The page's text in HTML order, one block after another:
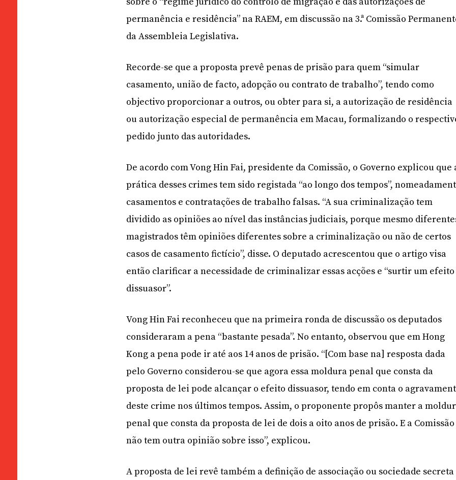
permanência e residência” na RAEM, em discussão na 3.ª Comissão
da Assembleia Legislativa.
Recorde-se que a proposta prevê penas de prisão para quem “simular
casamento, união de facto, adopção ou contrato de trabalho”, tendo como
objectivo proporcionar a outros, ou obter para si, a autorização de residência
ou autorização especial de permanência em Macau, formalizando o
pedido junto das autoridades.
De acordo com Vong Hin Fai, presidente da Comissão, o Governo explicou que
prática desses crimes tem sido registada “ao longo dos tempos”,
casamentos e contratações de trabalho falsas. “A sua criminalização tem
dividido as opiniões ao nível das instâncias judiciais, porque mesmo
magistrados têm opiniões diferentes sobre a criminalização ou não de certos
casos de casamento fictício”, disse. O deputado acrescentou que o artigo visa
então clarificar a necessidade de criminalizar essas acções e “surtir um efeito
dissuasor”.
Vong Hin Fai reconheceu que na primeira ronda de discussão os deputados
consideraram a pena “bastante pesada”. No entanto, observou que em Hong
Kong a pena pode ir até aos 14 anos de prisão. “[Com base na] resposta dada
pelo Governo considerou-se que agora essa moldura penal que consta da
proposta de lei pode alcançar o efeito dissuasor, tendo em conta o
deste crime nos últimos tempos. Assim, o proponente propôs manter a
penal que consta da proposta de lei de dois a oito anos de prisão. E a Comissão
não tem outra opinião sobre isso”, explicou.
A proposta de lei revê também a definição de associação ou sociedade secreta